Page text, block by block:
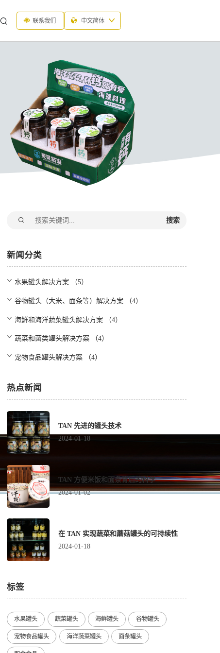
联系我们 中文简体
搜索
新闻分类
水果罐头解决方案 （5）
谷物罐头（大米、面条等）解决方案 （4）
海鲜和海洋蔬菜罐头解决方案 （4）
蔬菜和菌类罐头解决方案 （4）
宠物食品罐头解决方案 （4）
热点新闻
TAN 先进的罐头技术
2024-01-18
TAN 方便米饭和面条背后的科学
2024-01-02
在 TAN 实现蔬菜和蘑菇罐头的可持续性
2024-01-18
标签
水果罐头 蔬菜罐头 海鲜罐头 谷物罐头
宠物食品罐头 海洋蔬菜罐头 面条罐头